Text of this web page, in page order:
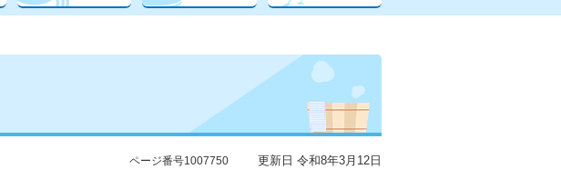
ページ番号1007750 更新日 令和8年3月12日